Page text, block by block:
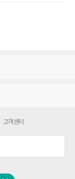
고객센터